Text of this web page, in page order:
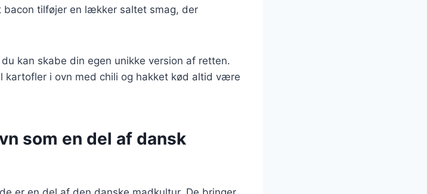
tilføjer en lækker saltet smag, der
kan skabe din egen unikke version af retten.
kartofler i ovn med chili og hakket kød altid være
som en del af dansk